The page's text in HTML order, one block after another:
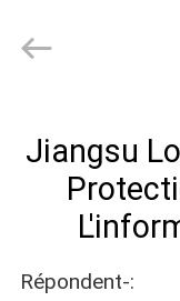
LA
MAISON
PRODUITS
Protection
Group
Jiangsu
Répondent-: